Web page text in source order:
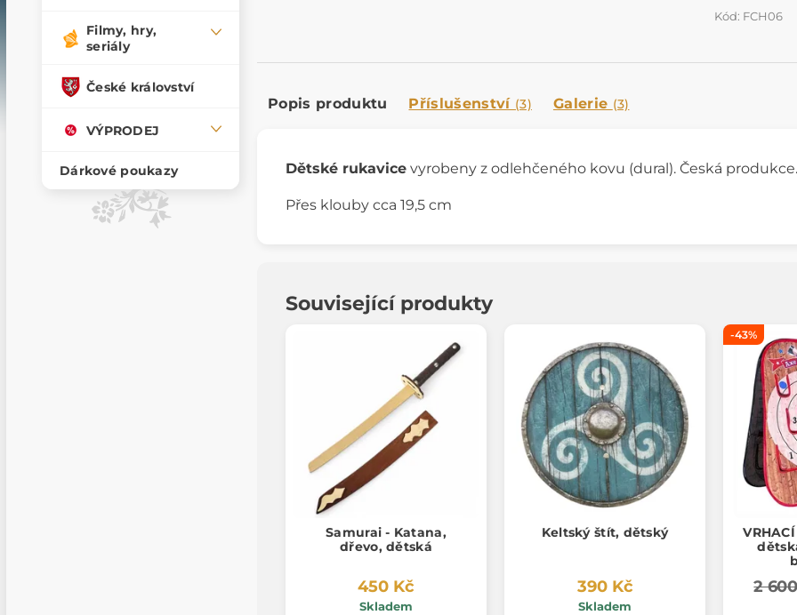
Filmy, hry,
seriály
České království
VÝPRODEJ
Dárkové poukazy
Kód: FCH06
Popis produktu Příslušenství (3) Galerie (3)
Dětské rukavice vyrobeny z odlehčeného kovu (dural). Česká produkce.
Přes klouby cca 19,5 cm
Související produkty
Samurai - Katana,
dřevo, dětská
450 Kč
Skladem
Keltský štít, dětský
390 Kč
Skladem
-43%
2